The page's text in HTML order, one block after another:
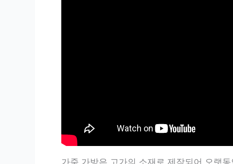
가죽 가방은 고가의 소재로 제작되어 오랫